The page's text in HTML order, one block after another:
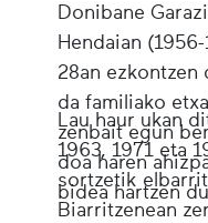
Donibane
Hendaian
28an ezkontzen
da familiako
zenbait egun
doa haren
bidea hartzen
Lau haur ukan
1963, 1971 eta
sortzetik
Biarritzenean